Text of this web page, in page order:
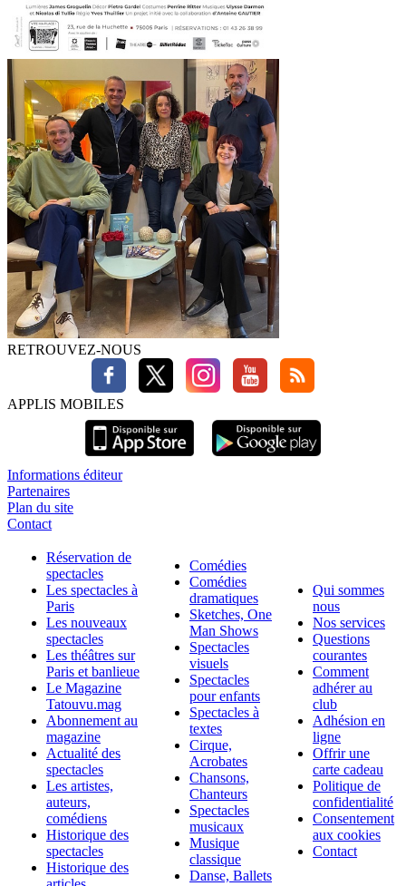
RETROUVEZ-NOUS
APPLIS MOBILES
Informations éditeur
Partenaires
Plan du site
Contact
Réservation de
spectacles
Les spectacles à
Paris
Les nouveaux
spectacles
Les théâtres sur
Paris et banlieue
Le Magazine
Tatouvu.mag
Abonnement au
magazine
Actualité des
spectacles
Les artistes,
auteurs,
comédiens
Historique des
spectacles
Historique des
Comédies
Comédies
dramatiques
Sketches, One
Man Shows
Spectacles
visuels
Spectacles
pour enfants
Spectacles à
textes
Cirque,
Acrobates
Chansons,
Chanteurs
Spectacles
musicaux
Musique
classique
Danse, Ballets
Qui sommes
nous
Nos services
Questions
courantes
Comment
adhérer au
club
Adhésion en
ligne
Offrir une
carte cadeau
Politique de
confidentialité
Consentement
aux cookies
Contact